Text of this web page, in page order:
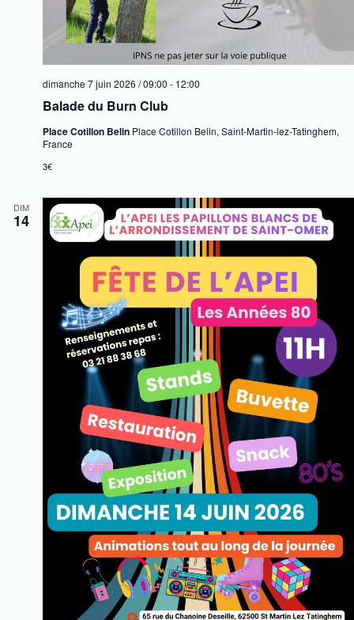
Balade du Burn Club
dimanche 7 juin 2026 / 09:00 - 12:00
Place Cotillon Belin Place Cotillon Belin, Saint-Martin-lez-Tatinghem,
France
3€
DIM
14